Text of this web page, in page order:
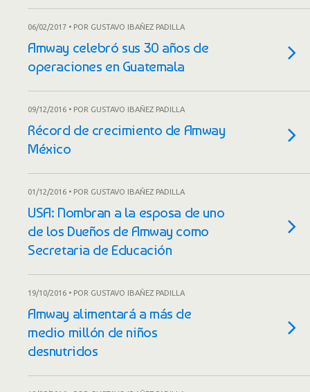
06/02/2017 • POR GUSTAVO IBAÑEZ PADILLA
Amway celebró sus 30 años de
operaciones en Guatemala
09/12/2016 • POR GUSTAVO IBAÑEZ PADILLA
Récord de crecimiento de Amway
México
01/12/2016 • POR GUSTAVO IBAÑEZ PADILLA
USA: Nombran a la esposa de uno
de los Dueños de Amway como
Secretaria de Educación
19/10/2016 • POR GUSTAVO IBAÑEZ PADILLA
Amway alimentará a más de
medio millón de niños
desnutridos